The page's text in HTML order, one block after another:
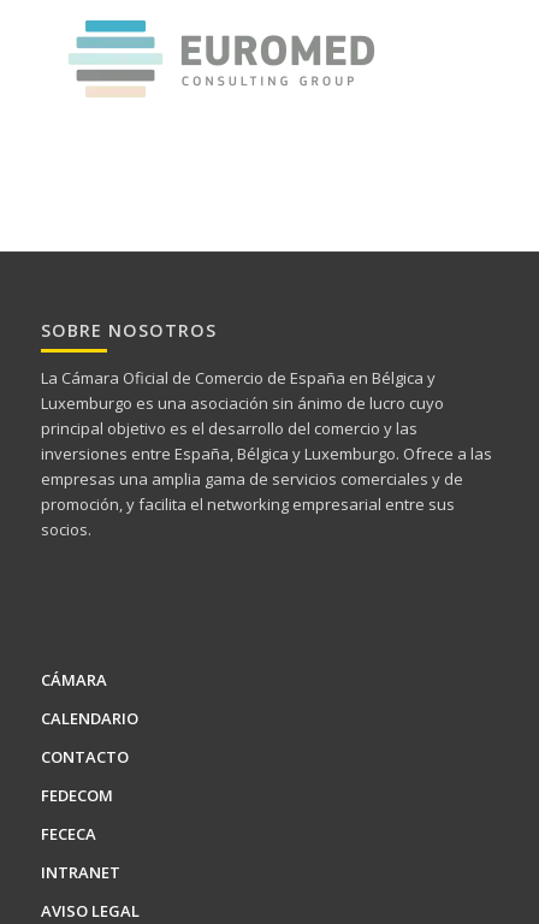
SOBRE NOSOTROS
La Cámara Oficial de Comercio de España en Bélgica y
Luxemburgo es una asociación sin ánimo de lucro cuyo
principal objetivo es el desarrollo del comercio y las
inversiones entre España, Bélgica y Luxemburgo. Ofrece a las
empresas una amplia gama de servicios comerciales y de
promoción, y facilita el networking empresarial entre sus
socios.
CÁMARA
CALENDARIO
CONTACTO
FEDECOM
FECECA
INTRANET
AVISO LEGAL